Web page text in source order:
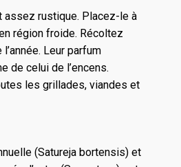
assez rustique. Placez-le à
région froide. Récoltez
Leur parfum
de celui de l’encens.
les grillades, viandes et
(Satureja bortensis) et